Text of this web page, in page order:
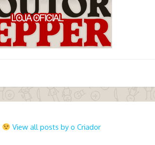
View all posts by o Criador